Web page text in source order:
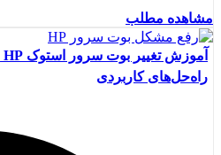
مشاهده مطلب
راه‌حل‌های کاربردی